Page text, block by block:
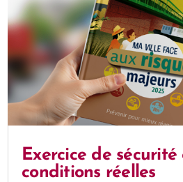
Exercice de sécurité
conditions réelles